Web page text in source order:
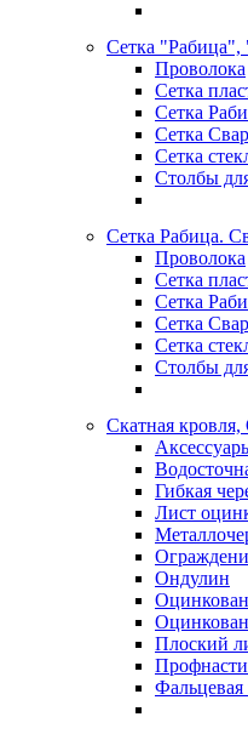
Сетка "Рабица",
Проволока
Сетка
Сетка
Сетка
Сетка
Столбы
Сетка Рабица.
Проволока
Сетка
Сетка
Сетка
Сетка
Столбы
Скатная
Гибкая
Лист
Ондулин
Плоский